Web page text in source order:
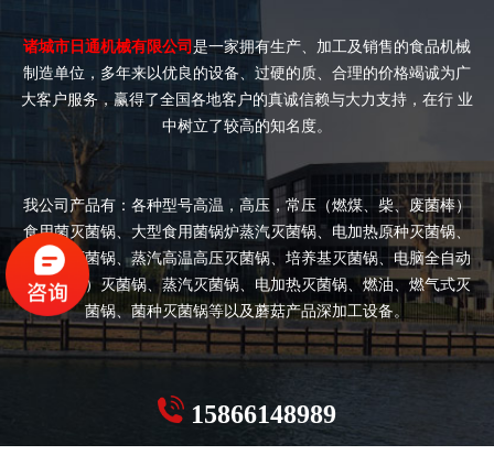
诸城市日通机械有限公司 是一家拥有生产、加工及销售的食品机械
制造单位，多年来以优良的设备、过硬的质、合理的价格竭诚为广
大客户服务，赢得了全国各地客户的真诚信赖与大力支持，在行 业
中树立了较高的知名度。
我公司产品有：各种型号高温，高压，常压（燃煤、柴、废菌棒）
食用菌灭菌锅、大型食用菌锅炉蒸汽灭菌锅、电加热原种灭菌锅、
双开门灭菌锅、蒸汽高温高压灭菌锅、培养基灭菌锅、电脑全自动
（半自动）灭菌锅、蒸汽灭菌锅、电加热灭菌锅、燃油、燃气式灭
菌锅、菌种灭菌锅等以及蘑菇产品深加工设备。
15866148989